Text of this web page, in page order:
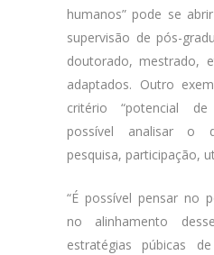
humanos” pode se
supervisão de pós-
doutorado, mestrado,
adaptados. Outro
critério “potencial de
possível analisar o
pesquisa, participação,
“É possível pensar no
no alinhamento
estratégias púbicas